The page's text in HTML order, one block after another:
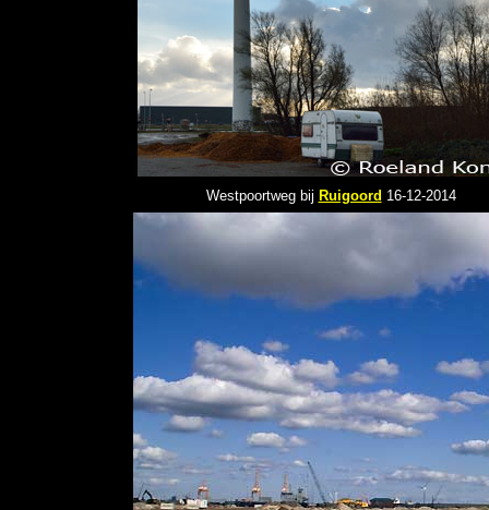
Westpoortweg bij Ruigoord 16-12-2014